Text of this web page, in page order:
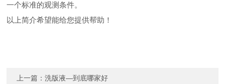
一个标准的观测条件。
以上简介希望能给您提供帮助！
上一篇：洗版液—到底哪家好